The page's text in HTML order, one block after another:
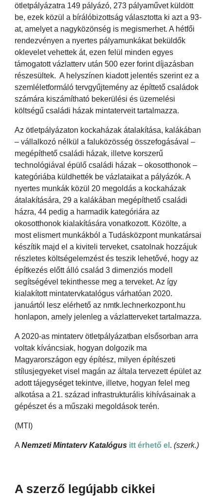
ötletpályázatra 149 pályázó, 273 pályaművet küldött
be, ezek közül a bírálóbizottság választotta ki azt a 93-
at, amelyet a nagyközönség is megismerhet. A hétfői
rendezvényen a nyertes pályamunkákat beküldők
oklevelet vehettek át, ezen felül minden egyes
támogatott vázlatterv után 500 ezer forint díjazásban
részesültek. A helyszínen kiadott jelentés szerint ez a
szemléletformáló tervgyűjtemény az építtető családok
számára kiszámítható bekerülési és üzemelési
költségű családi házak mintaterveit tartalmazza.
Az ötletpályázaton kockaházak átalakítása, kalákában
– vállalkozó nélkül a faluközösség összefogásával –
megépíthető családi házak, illetve korszerű
technológiával épülő családi házak – okosotthonok –
kategóriába küldhették be vázlataikat a pályázók. A
nyertes munkák közül 20 megoldás a kockaházak
átalakítására, 29 a kalákában megépíthető családi
házra, 44 pedig a harmadik kategóriára az
okosotthonok kialakítására vonatkozott. Közölte, a
most elismert munkákból a Tudásközpont munkatársai
készítik majd el a kiviteli terveket, csatolnak hozzájuk
részletes költségelemzést és teszik lehetővé, hogy az
építkezés előtt álló család 3 dimenziós modell
segítségével tekinthesse meg a terveket. Az így
kialakított mintatervkatalógus várhatóan 2020.
januártól lesz elérhető az nmtk.lechnerkozpont.hu
honlapon, amely jelenleg a vázlatterveket tartalmazza.
A 2020-as mintaterv ötletpályázatban elsősorban arra
voltak kíváncsiak, hogyan dolgozik ma
Magyarországon egy építész, milyen építészeti
stílusjegyeket visel magán az általa tervezett épület az
adott tájegységet tekintve, illetve, hogyan felel meg
alkotása a 21. század infrastrukturális kihívásainak a
gépészet és a műszaki megoldások terén.
(MTI)
A Nemzeti Mintaterv Katalógus itt érhető el . (szerk.)
A szerző legújabb cikkei